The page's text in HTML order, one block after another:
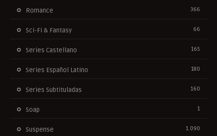
Romance 366
Sci-Fi & Fantasy 66
Series Castellano 165
Series Español Latino 180
Series Subtituladas 160
Soap 1
Suspense 1.090